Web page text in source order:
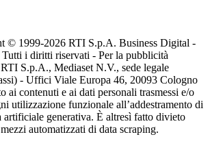
© 1999-2026 RTI S.p.A. Business Digital -
i diritti riservati - Per la pubblicità
S.p.A., Mediaset N.V., sede legale
- Uffici Viale Europa 46, 20093 Cologno
ai contenuti e ai dati personali trasmessi e/o
utilizzazione funzionale all’addestramento di
artificiale generativa. È altresì fatto divieto
automatizzati di data scraping.